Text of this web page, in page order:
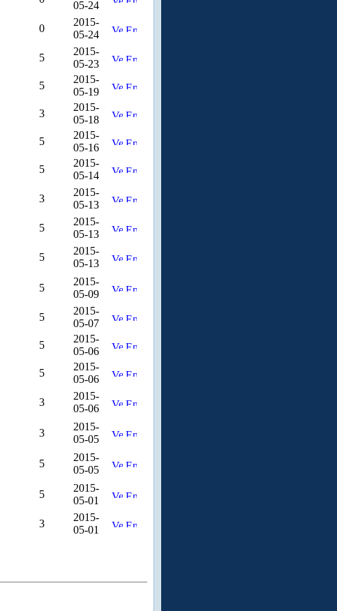
05-24
0
2015-
05-24
5
2015-
05-23
5
2015-
05-19
3
2015-
05-18
5
2015-
05-16
5
2015-
05-14
3
2015-
05-13
5
2015-
05-13
5
2015-
05-13
5
2015-
05-09
5
2015-
05-07
5
2015-
05-06
5
2015-
05-06
3
2015-
05-06
3
2015-
05-05
5
2015-
05-05
5
2015-
05-01
3
2015-
05-01